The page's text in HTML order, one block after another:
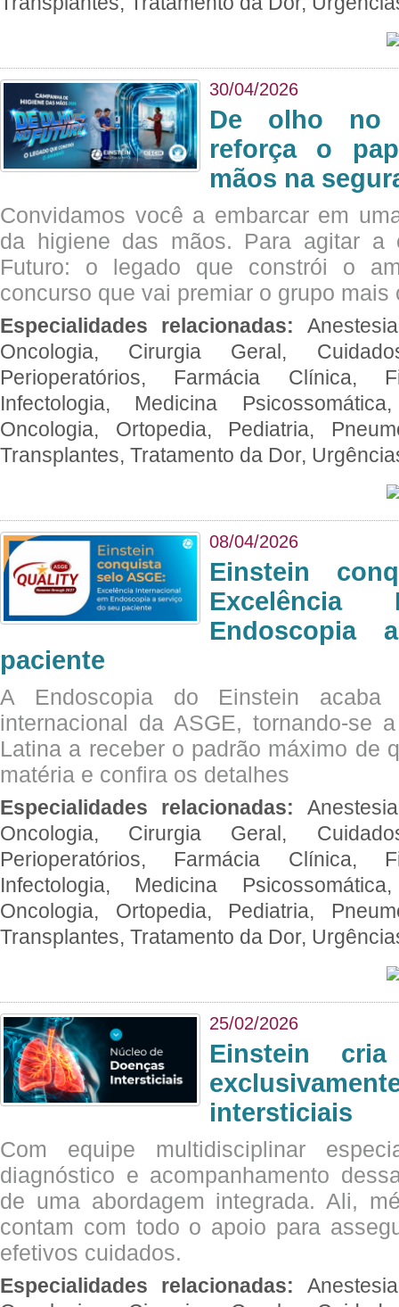
30/04/2026
De olho no
reforça o
mãos na
Convidamos você a embarcar em
da higiene das mãos. Para agitar a
Futuro: o legado que constrói o
concurso que vai premiar o grupo mais
Especialidades relacionadas:
Oncologia, Cirurgia Geral,
Perioperatórios, Farmácia Clínica,
Infectologia, Medicina
Oncologia, Ortopedia, Pediatria,
Transplantes, Tratamento da Dor,
08/04/2026
Einstein
Excelência
Endoscopia
paciente
A Endoscopia do Einstein
internacional da ASGE, tornando-se
Latina a receber o padrão máximo de
matéria e confira os detalhes
Especialidades relacionadas:
Oncologia, Cirurgia Geral,
Perioperatórios, Farmácia Clínica,
Infectologia, Medicina
Oncologia, Ortopedia, Pediatria,
Transplantes, Tratamento da Dor,
25/02/2026
Einstein
intersticiais
Com equipe multidisciplinar
diagnóstico e acompanhamento
de uma abordagem integrada. Ali,
contam com todo o apoio para
efetivos cuidados.
Especialidades relacionadas: